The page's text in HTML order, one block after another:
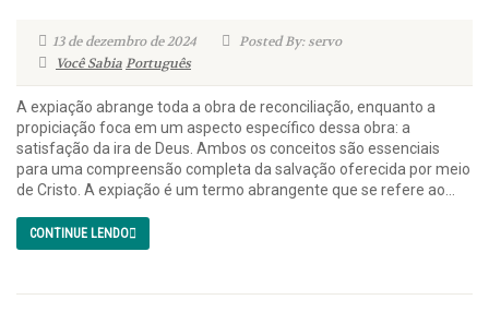
13 de dezembro de 2024
Posted By: servo
Você SabiaPortuguês
A expiação abrange toda a obra de reconciliação, enquanto a
propiciação foca em um aspecto específico dessa obra: a
satisfação da ira de Deus. Ambos os conceitos são essenciais
para uma compreensão completa da salvação oferecida por meio
de Cristo. A expiação é um termo abrangente que se refere ao...
CONTINUE LENDO